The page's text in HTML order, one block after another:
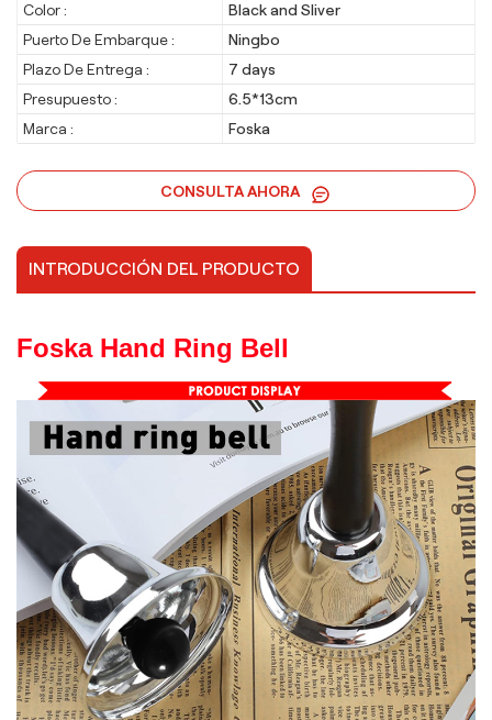
Color :
Black and Sliver
Puerto De Embarque :
Ningbo
Plazo De Entrega :
7 days
Presupuesto :
6.5*13cm
Marca :
Foska
CONSULTA AHORA
INTRODUCCIÓN DEL PRODUCTO
Foska Hand Ring Bell